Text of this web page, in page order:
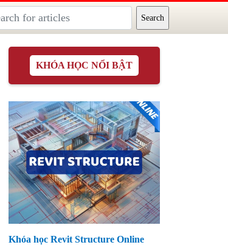
KHÓA HỌC NỔI BẬT
Khóa học Revit Structure Online